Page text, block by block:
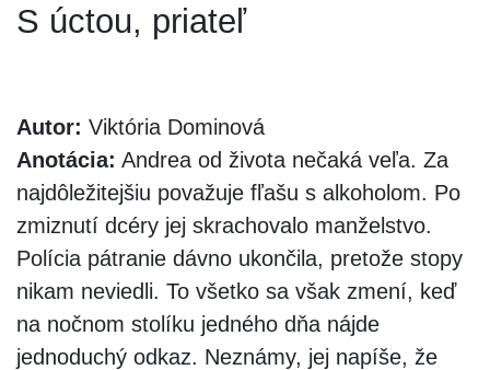
S úctou, priateľ
Autor: Viktória Dominová
Anotácia: Andrea od života nečaká veľa. Za
najdôležitejšiu považuje fľašu s alkoholom. Po
zmiznutí dcéry jej skrachovalo manželstvo.
Polícia pátranie dávno ukončila, pretože stopy
nikam neviedli. To všetko sa však zmení, keď
na nočnom stolíku jedného dňa nájde
jednoduchý odkaz. Neznámy, jej napíše, že